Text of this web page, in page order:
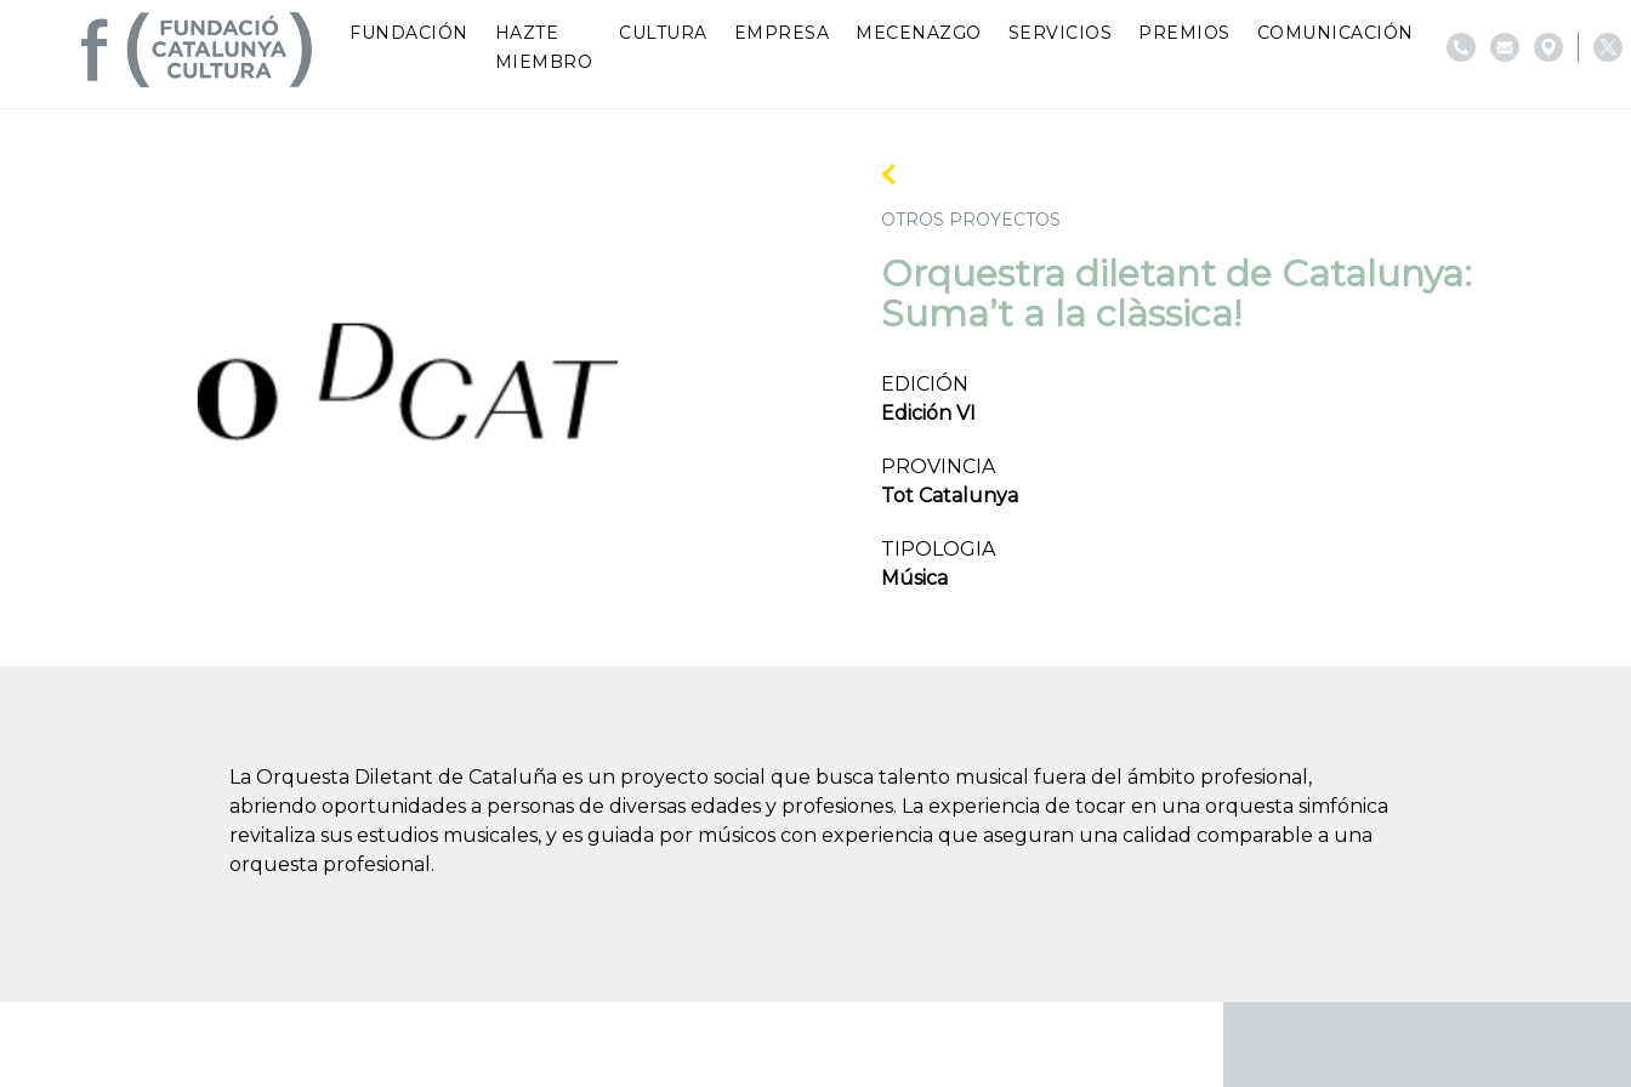
FUNDACIÓN
HAZTE
MIEMBRO
CULTURA EMPRESA MECENAZGO SERVICIOS PREMIOS COMUNICACIÓN
OTROS PROYECTOS
Orquestra diletant de Catalunya:
Suma’t a la clàssica!
EDICIÓN
Edición VI
PROVINCIA
Tot Catalunya
TIPOLOGIA
Música
La Orquesta Diletant de Cataluña es un proyecto social que busca talento musical fuera del ámbito profesional,
abriendo oportunidades a personas de diversas edades y profesiones. La experiencia de tocar en una orquesta simfónica
revitaliza sus estudios musicales, y es guiada por músicos con experiencia que aseguran una calidad comparable a una
orquesta profesional.